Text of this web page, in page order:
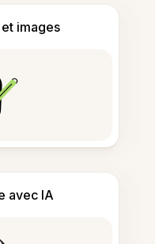
images
avec IA